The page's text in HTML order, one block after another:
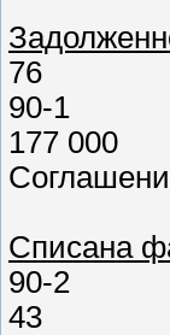
76
90-1
177 000
Списана
90-2
43